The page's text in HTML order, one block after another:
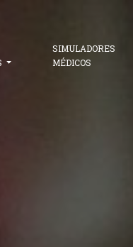
SIMULADORES
MÉDICOS